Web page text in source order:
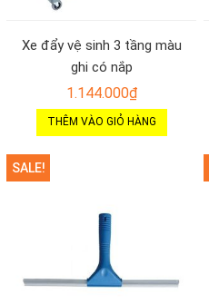
Xe đẩy vệ sinh 3 tầng màu
ghi có nắp
1.144.000₫
THÊM VÀO GIỎ HÀNG
SALE!